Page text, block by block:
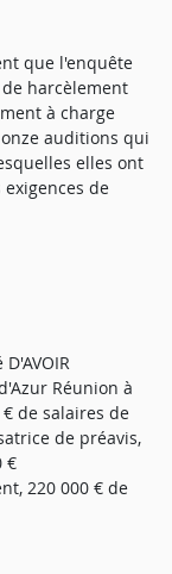
que l'enquête
harcèlement
à charge
auditions qui
elles ont
de
Réunion à
de salaires de
de préavis,
€
220 000 € de